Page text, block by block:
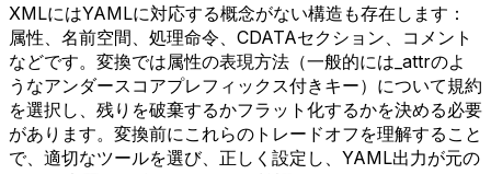
XMLにはYAMLに対応する概念がない構造も存在します：
属性、名前空間、処理命令、CDATAセクション、コメント
などです。変換では属性の表現方法（一般的には_attrのよ
うなアンダースコアプレフィックス付きキー）について規約
を選択し、残りを破棄するかフラット化するかを決める必要
があります。変換前にこれらのトレードオフを理解すること
で、適切なツールを選び、正しく設定し、YAML出力が元の